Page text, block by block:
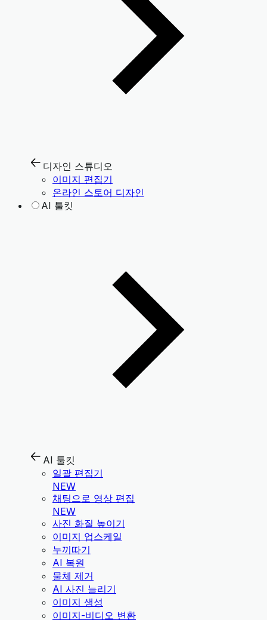
디자인 스튜디오
이미지 편집기
온라인 스토어 디자인
AI 툴킷
AI 툴킷
일괄 편집기
NEW
채팅으로 영상 편집
NEW
사진 화질 높이기
이미지 업스케일
누끼따기
AI 복원
물체 제거
AI 사진 늘리기
이미지 생성
이미지-비디오 변환